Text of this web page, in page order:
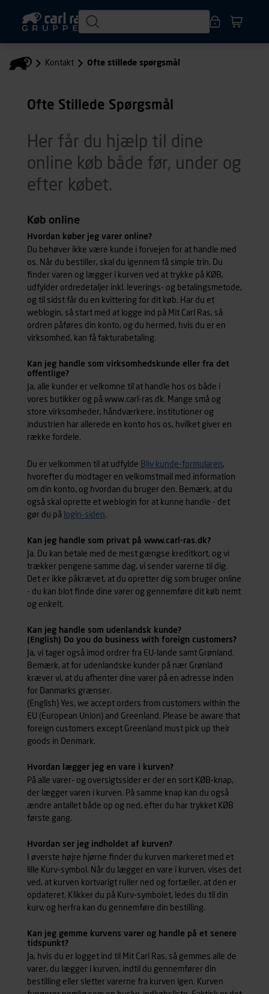
Kontakt Ofte stillede spørgsmål
Ofte Stillede Spørgsmål
Her får du hjælp til dine
online køb både før, under og
efter købet.
Køb online
Hvordan køber jeg varer online?
Du behøver ikke være kunde i forvejen for at handle med
os. Når du bestiller, skal du igennem få simple trin. Du
finder varen og lægger i kurven ved at trykke på KØB,
udfylder ordredetaljer inkl. leverings- og betalingsmetode,
og til sidst får du en kvittering for dit køb. Har du et
weblogin, så start med at logge ind på Mit Carl Ras, så
ordren påføres din konto, og du hermed, hvis du er en
virksomhed, kan få fakturabetaling.
Kan jeg handle som virksomhedskunde eller fra det
offentlige?
Ja, alle kunder er velkomne til at handle hos os både i
vores butikker og på www.carl-ras.dk. Mange små og
store virksomheder, håndværkere, institutioner og
industrien har allerede en konto hos os, hvilket giver en
række fordele.
Du er velkommen til at udfylde Bliv kunde-formularen,
hvorefter du modtager en velkomstmail med information
om din konto, og hvordan du bruger den. Bemærk, at du
også skal oprette et weblogin for at kunne handle - det
gør du på login-siden.
Kan jeg handle som privat på www.carl-ras.dk?
Ja. Du kan betale med de mest gængse kreditkort, og vi
trækker pengene samme dag, vi sender varerne til dig.
Det er ikke påkrævet, at du opretter dig som bruger online
- du kan blot finde dine varer og gennemføre dit køb nemt
og enkelt.
Kan jeg handle som udenlandsk kunde?
(English) Do you do business with foreign customers?
Ja, vi tager også imod ordrer fra EU-lande samt Grønland.
Bemærk, at for udenlandske kunder på nær Grønland
kræver vi, at du afhenter dine varer på en adresse inden
for Danmarks grænser.
(English) Yes, we accept orders from customers within the
EU (European Union) and Greenland. Please be aware that
foreign customers except Greenland must pick up their
goods in Denmark.
Hvordan lægger jeg en vare i kurven?
På alle varer- og oversigtssider er der en sort KØB-knap,
der lægger varen i kurven. På samme knap kan du også
ændre antallet både op og ned, efter du har trykket KØB
første gang.
Hvordan ser jeg indholdet af kurven?
I øverste højre hjørne finder du kurven markeret med et
lille Kurv-symbol. Når du lægger en vare i kurven, vises det
ved, at kurven kortvarigt ruller ned og fortæller, at den er
opdateret. Klikker du på Kurv-symbolet, ledes du til din
kurv, og herfra kan du gennemføre din bestilling.
Kan jeg gemme kurvens varer og handle på et senere
tidspunkt?
Ja, hvis du er logget ind til Mit Carl Ras, så gemmes alle de
varer, du lægger i kurven, indtil du gennemfører din
bestilling eller sletter varerne fra kurven igen. Kurven